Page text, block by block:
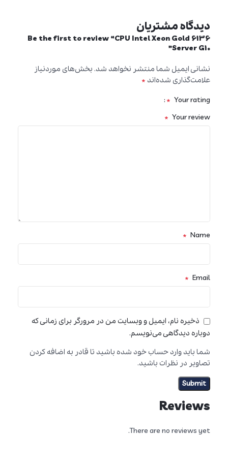
دیدگاه مشتریان
Reviews
There are no reviews yet.
Be the first to review “CPU Intel Xeon Gold 6136
Server G10”
نشانی ایمیل شما منتشر نخواهد شد. بخش‌های موردنیاز
علامت‌گذاری شده‌اند *
Your rating
*
Your review
*
Name
*
Email
*
ذخیره نام، ایمیل و وبسایت من در مرورگر برای زمانی که
دوباره دیدگاهی می‌نویسم.
شما باید وارد حساب خود شده باشید تا قادر به اضافه کردن
تصاویر در نظرات باشید.